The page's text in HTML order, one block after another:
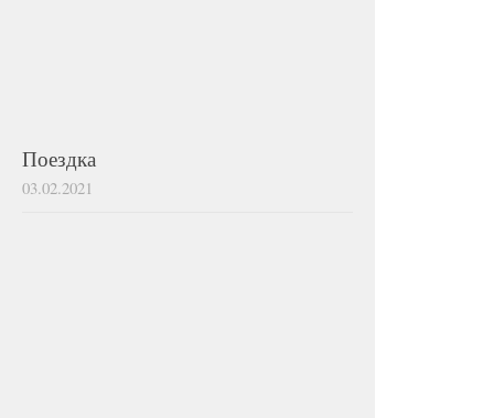
Поездка
03.02.2021